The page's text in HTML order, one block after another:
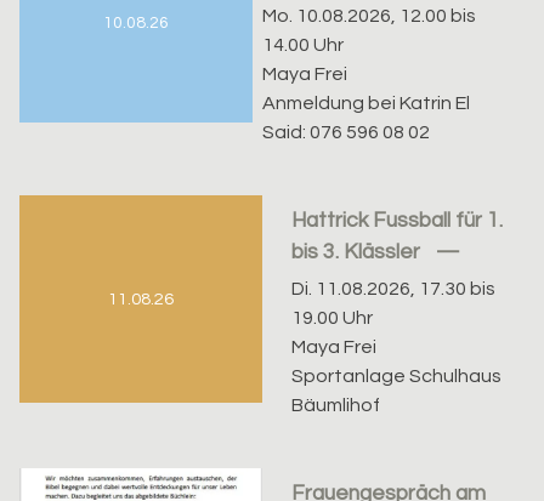
10.08.26
Mo. 10.08.2026, 12.00 bis
14.00 Uhr
Maya Frei
Anmeldung bei Katrin El
Said: 076 596 08 02
11.08.26
Hattrick Fussball für 1.
bis 3. Klässler
Di. 11.08.2026, 17.30 bis
19.00 Uhr
Maya Frei
Sportanlage Schulhaus
Bäumlihof
Frauengespräch am